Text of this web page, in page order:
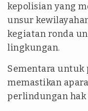
kepolisian yang
unsur
kegiatan ronda
lingkungan.
Sementara untuk
memastikan
perlindungan hak